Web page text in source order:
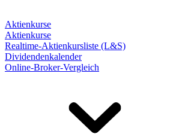
Aktienkurse
Aktienkurse
Realtime-Aktienkursliste (L&S)
Dividendenkalender
Online-Broker-Vergleich